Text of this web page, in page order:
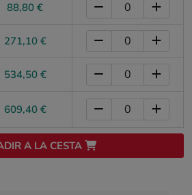
88,80 €
271,10 €
534,50 €
609,40 €
A LA CESTA